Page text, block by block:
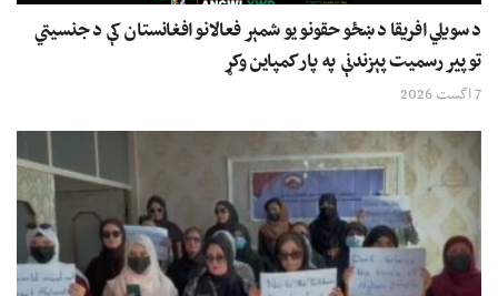
د سویلي افریقا د ښځو حقونو یو شمېر فعالانو افغانستان کې د جنسیتي
توپیر رسمیت پېزندنې په پار کمپاین وکړ
7 اگست 2026